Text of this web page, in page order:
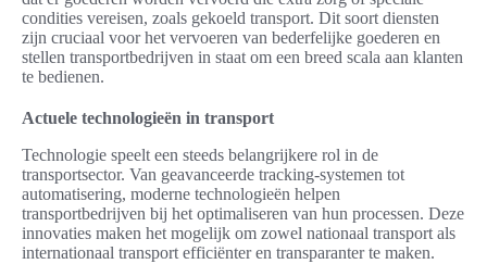
condities vereisen, zoals gekoeld transport. Dit soort diensten
zijn cruciaal voor het vervoeren van bederfelijke goederen en
stellen transportbedrijven in staat om een breed scala aan klanten
te bedienen.
Actuele technologieën in transport
Technologie speelt een steeds belangrijkere rol in de
transportsector. Van geavanceerde tracking-systemen tot
automatisering, moderne technologieën helpen
transportbedrijven bij het optimaliseren van hun processen. Deze
innovaties maken het mogelijk om zowel nationaal transport als
internationaal transport efficiënter en transparanter te maken.